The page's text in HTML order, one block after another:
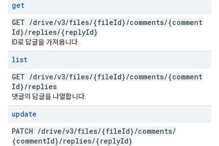
get
GET /drive/v3/files/{fileId}/comments/{comment
Id}/replies/{replyId}
ID로 답글을 가져옵니다.
list
GET /drive/v3/files/{fileId}/comments/{comment
Id}/replies
댓글의 답글을 나열합니다.
update
PATCH /drive/v3/files/{fileId}/comments/
{commentId}/replies/{replyId}